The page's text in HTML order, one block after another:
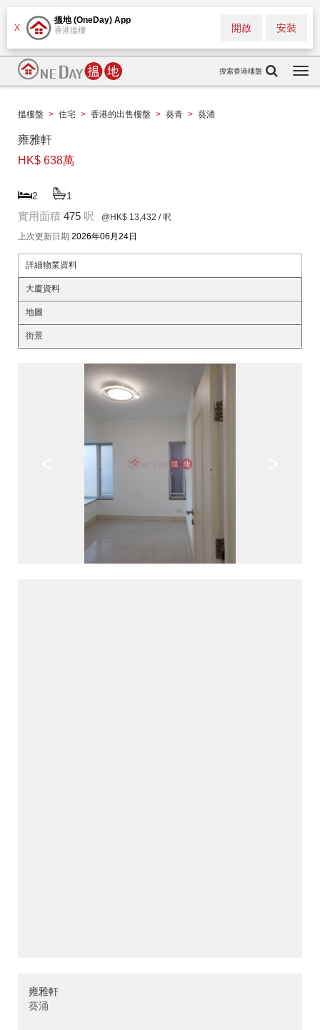
X
搵地 (OneDay) App
香港搵樓 安裝
開啟
搜索香港樓盤
搵樓盤 > 住宅 > 香港的出售樓盤 > 葵青 > 葵涌
雍雅軒
HK$ 638萬
2 1
實用面積 475 呎 @HK$ 13,432 / 呎
上次更新日期 2026年06月24日
詳細物業資料
大廈資料
地圖
街景
雍雅軒
葵涌